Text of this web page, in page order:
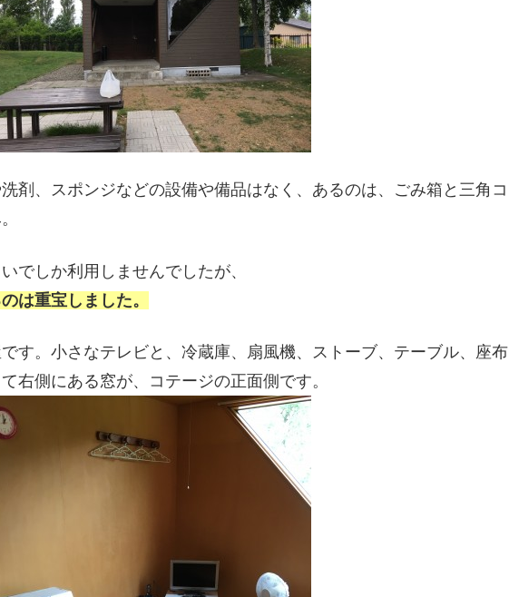
剤、スポンジなどの設備や備品はなく、あるのは、ごみ箱と三角コ
でしか利用しませんでしたが、
は重宝しました。
す。小さなテレビと、冷蔵庫、扇風機、ストーブ、テーブル、座布
右側にある窓が、コテージの正面側です。